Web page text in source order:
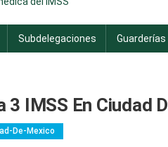
Subdelegaciones Guarderías
3 IMSS En Ciudad
De-Mexico